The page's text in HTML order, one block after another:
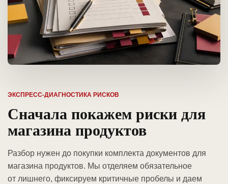
ЭКСПРЕСС-ДИАГНОСТИКА РИСКОВ
Сначала покажем риски для
магазина продуктов
Разбор нужен до покупки комплекта документов для
магазина продуктов. Мы отделяем обязательное
от лишнего, фиксируем критичные пробелы и даем